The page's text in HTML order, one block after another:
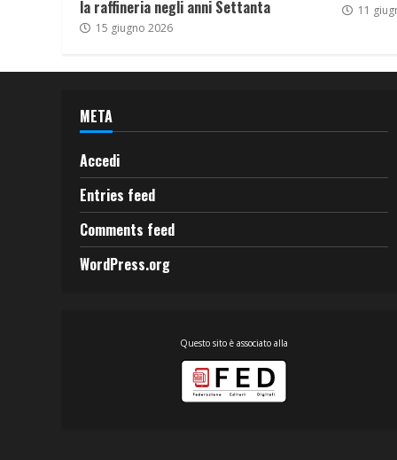
la raffineria negli anni Settanta
15 giugno 2026
11
META
Accedi
Entries feed
Comments feed
WordPress.org
Questo sito è associato alla